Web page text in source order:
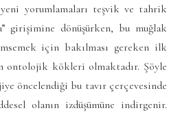
yorumlamaları teşvik ve tahrik
girişimine dönüşürken, bu muğlak
için bakılması gereken ilk
ontolojik kökleri olmaktadır. Şöyle
öncelendiği bu tavır çerçevesinde
olanın izdüşümüne indirgenir.